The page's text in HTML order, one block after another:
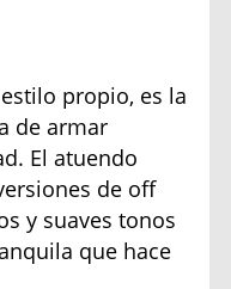
propio, es la
de armar
El atuendo
de off
y suaves tonos
que hace